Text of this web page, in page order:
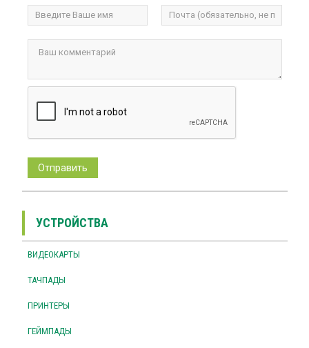
УСТРОЙСТВА
ВИДЕОКАРТЫ
ТАЧПАДЫ
ПРИНТЕРЫ
ГЕЙМПАДЫ